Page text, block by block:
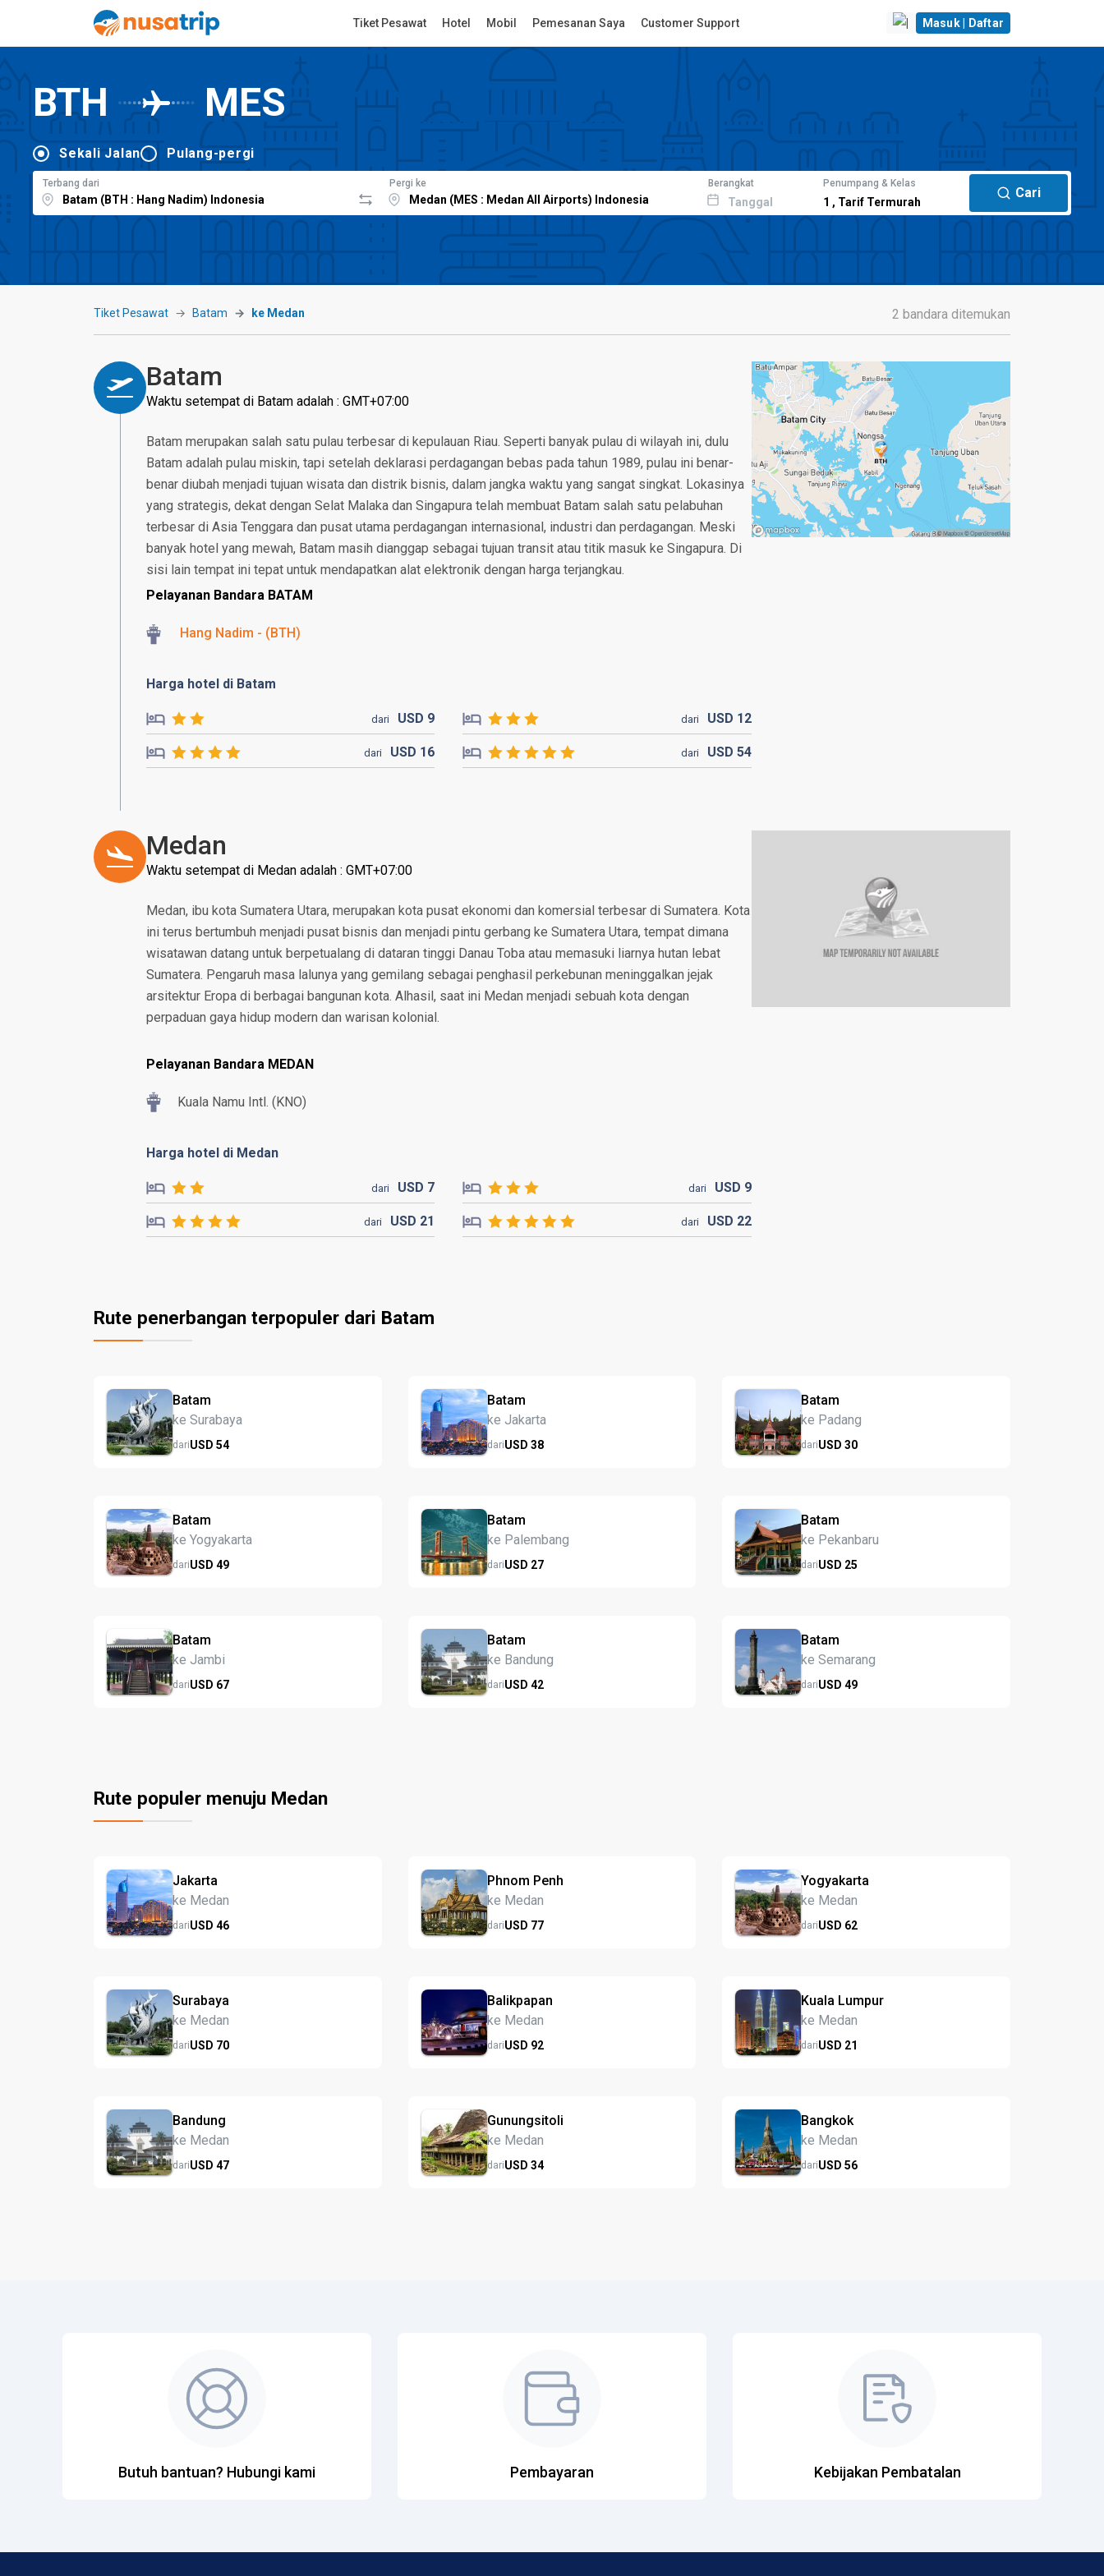
Tiket Pesawat Hotel Mobil Pemesanan Saya Customer Support Masuk | Daftar
BTH MES
Sekali Jalan Pulang-pergi
Terbang dari Pergi ke Berangkat
Tanggal
Penumpang & Kelas
1 , Tarif Termurah
Cari
Tiket Pesawat Batam ke Medan 2 bandara ditemukan
Batam
Waktu setempat di Batam adalah : GMT+07:00
Batam merupakan salah satu pulau terbesar di kepulauan Riau. Seperti banyak pulau di wilayah ini, dulu
Batam adalah pulau miskin, tapi setelah deklarasi perdagangan bebas pada tahun 1989, pulau ini benar-
benar diubah menjadi tujuan wisata dan distrik bisnis, dalam jangka waktu yang sangat singkat. Lokasinya
yang strategis, dekat dengan Selat Malaka dan Singapura telah membuat Batam salah satu pelabuhan
terbesar di Asia Tenggara dan pusat utama perdagangan internasional, industri dan perdagangan. Meski
banyak hotel yang mewah, Batam masih dianggap sebagai tujuan transit atau titik masuk ke Singapura. Di
sisi lain tempat ini tepat untuk mendapatkan alat elektronik dengan harga terjangkau.
Pelayanan Bandara BATAM
Hang Nadim - (BTH)
Harga hotel di Batam
dari USD 9 dari USD 12
dari USD 16 dari USD 54
Medan
Waktu setempat di Medan adalah : GMT+07:00
Medan, ibu kota Sumatera Utara, merupakan kota pusat ekonomi dan komersial terbesar di Sumatera. Kota
ini terus bertumbuh menjadi pusat bisnis dan menjadi pintu gerbang ke Sumatera Utara, tempat dimana
wisatawan datang untuk berpetualang di dataran tinggi Danau Toba atau memasuki liarnya hutan lebat
Sumatera. Pengaruh masa lalunya yang gemilang sebagai penghasil perkebunan meninggalkan jejak
arsitektur Eropa di berbagai bangunan kota. Alhasil, saat ini Medan menjadi sebuah kota dengan
perpaduan gaya hidup modern dan warisan kolonial.
Pelayanan Bandara MEDAN
Kuala Namu Intl. (KNO)
Harga hotel di Medan
dari USD 7 dari USD 9
dari USD 21 dari USD 22
Rute penerbangan terpopuler dari Batam
Batam
ke Surabaya
dariUSD 54
Batam
ke Jakarta
dariUSD 38
Batam
ke Padang
dariUSD30
Batam
ke Yogyakarta
dariUSD 49
Batam
ke Palembang
dariUSD 27
Batam
ke Pekanbaru
dariUSD 25
Batam
ke Jambi
dariUSD 67
Batam
ke Bandung
dariUSD 42
Batam
ke Semarang
dariUSD49
Rute populer menuju Medan
Jakarta
ke Medan
dariUSD 46
Phnom Penh
ke Medan
dariUSD 77
Yogyakarta
ke Medan
dariUSD 62
Surabaya
ke Medan
dariUSD 70
Balikpapan
ke Medan
dariUSD 92
Kuala Lumpur
ke Medan
dariUSD 21
Bandung
ke Medan
dariUSD 47
Gunungsitoli
ke Medan
dariUSD 34
Bangkok
ke Medan
dariUSD56
Butuh bantuan? Hubungi kami Pembayaran Kebijakan Pembatalan